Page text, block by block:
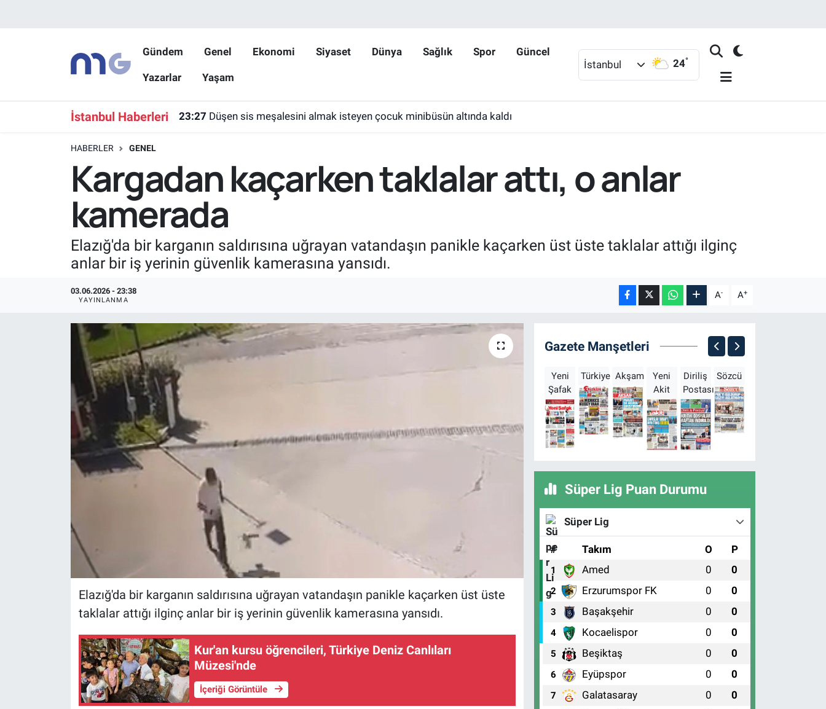
Gündem Genel Ekonomi Siyaset Dünya Sağlık Spor Güncel
Yazarlar Yaşam
İstanbul 24°
İstanbul Haberleri 23:27 Düşen sis meşalesini almak isteyen çocuk minibüsün altında kaldı
HABERLER GENEL
Kargadan kaçarken taklalar attı, o anlar
kamerada
Elazığ'da bir karganın saldırısına uğrayan vatandaşın panikle kaçarken üst üste taklalar attığı ilginç
anlar bir iş yerinin güvenlik kamerasına yansıdı.
03.06.2026 - 23:38
YAYINLANMA A- A+
Elazığ'da bir karganın saldırısına uğrayan vatandaşın panikle kaçarken üst üste
taklalar attığı ilginç anlar bir iş yerinin güvenlik kamerasına yansıdı.
Kur'an kursu öğrencileri, Türkiye Deniz Canlıları
Müzesi'nde
İçeriği Görüntüle
Gazete Manşetleri
Yeni
Şafak
Türkiye Akşam
Yeni
Akit
Diriliş
Postası
Sözcü
Süper Lig Puan Durumu
Süper Lig
# Takım O P
1 Amed 0 0
2 Erzurumspor FK 0 0
3 Başakşehir 0 0
4 Kocaelispor 0 0
5 Beşiktaş 0 0
6 Eyüpspor 0 0
7 Galatasaray 0 0
Hava Durumu
İstanbul Namaz Vakitleri
Süper Lig Puan Durumu ve Fikstür
Tüm Manşetler
Haber Arşivi